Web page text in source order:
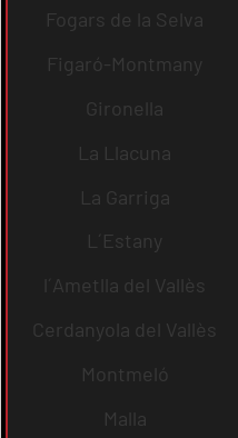
Fogars de la Selva
Figaró-Montmany
Gironella
La Llacuna
La Garriga
L´Estany
l´Ametlla del Vallès
Cerdanyola del Vallès
Montmeló
Malla